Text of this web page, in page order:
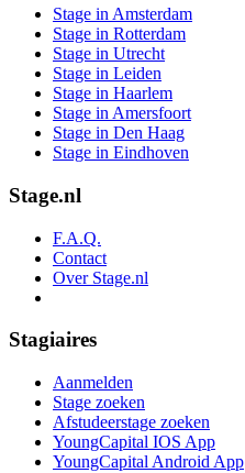
Stage in Amsterdam
Stage in Rotterdam
Stage in Utrecht
Stage in Leiden
Stage in Haarlem
Stage in Amersfoort
Stage in Den Haag
Stage in Eindhoven
Stage.nl
F.A.Q.
Contact
Over Stage.nl
Stagiaires
Aanmelden
Stage zoeken
Afstudeerstage zoeken
YoungCapital IOS App
YoungCapital Android App